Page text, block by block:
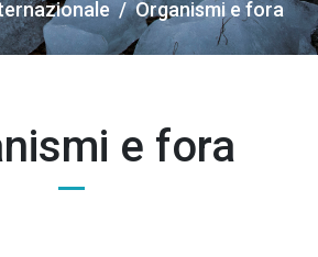
Organismi e fora
e fora